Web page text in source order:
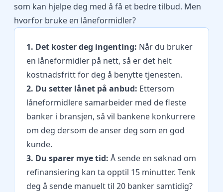
som kan hjelpe deg med å få et bedre tilbud. Men
hvorfor bruke en låneformidler?
1. Det koster deg ingenting: Når du bruker
en låneformidler på nett, så er det helt
kostnadsfritt for deg å benytte tjenesten.
2. Du setter lånet på anbud: Ettersom
låneformidlere samarbeider med de fleste
banker i bransjen, så vil bankene konkurrere
om deg dersom de anser deg som en god
kunde.
3. Du sparer mye tid: Å sende en søknad om
refinansiering kan ta opptil 15 minutter. Tenk
deg å sende manuelt til 20 banker samtidig?